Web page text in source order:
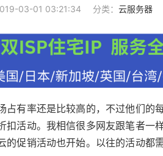
03-01 03:21:34 分类： 云服务器
占有率还是比较高的，不过他们的
扣活动。我相信很多网友跟笔者一
的促销活动也开始。以往的活动都